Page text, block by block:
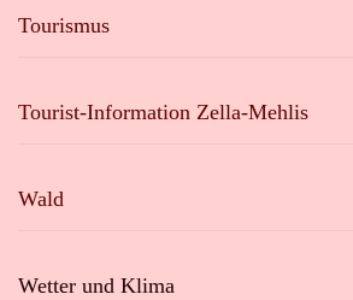
Tourismus
Tourist-Information Zella-Mehlis
Wald
Wetter und Klima